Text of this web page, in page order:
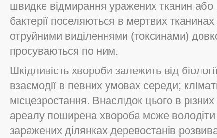
швидке відмирання уражених тканин або
бактерії поселяються в мертвих
отруйними виділеннями (токсинами)
просуваються по ним.
Шкідливість хвороби залежить від
взаємодії в певних умовах середи;
місцезростання. Внаслідок цього в
ареалу поширена хвороба може володіти
заражених ділянках деревостанів